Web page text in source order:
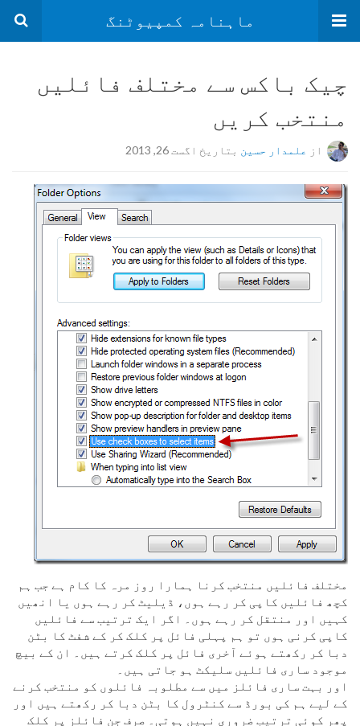
ماہنامہ کمپیوٹنگ
چیک باکس سے مختلف فائلیں
منتخب کریں
از علمدار حسین بتاریخ اگست 26, 2013
مختلف فائلیں منتخب کرنا ہمارا روز مرہ کا کام ہے جب ہم
کچھ فائلیں کاپی کر رہے ہوں، ڈیلیٹ کر رہے ہوں یا انھیں
کہیں اور منتقل کر رہے ہوں۔ اگر ایک ترتیب سے فائلیں
کاپی کرنی ہوں تو ہم پہلی فائل پر کلک کر کے شفٹ کا بٹن
دبا کر رکھتے ہوئے آخری فائل پر کلک کرتے ہیں۔ ان کے بیچ
موجود ساری فائلیں سلیکٹ ہو جاتی ہیں۔
اور بہت ساری فائلز میں سے مطلوبہ فائلوں کو منتخب کرنے
کے لیے ہم کی بورڈ سے کنٹرول کا بٹن دبا کر رکھتے ہیں اور
پھر کوئی ترتیب ضروری نہیں ہوتی۔ صرف جن فائلز پر کلک